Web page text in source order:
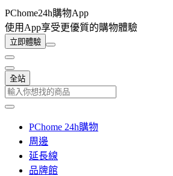
PChome24h購物App
使用App享受更優質的購物體驗
立即體驗
全站
PChome 24h購物
周邊
延長線
品牌館